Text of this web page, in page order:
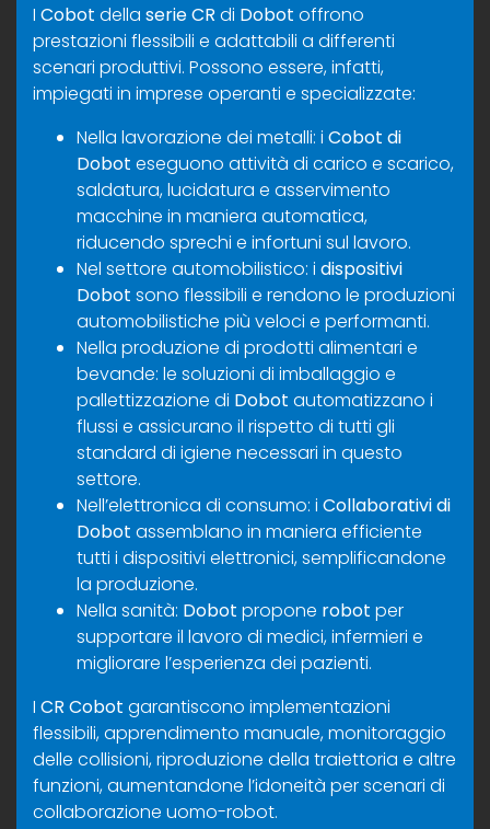
I Cobot della serie CR di Dobot offrono
prestazioni flessibili e adattabili a differenti
scenari produttivi. Possono essere, infatti,
impiegati in imprese operanti e specializzate:
Nella lavorazione dei metalli: i Cobot di
Dobot eseguono attività di carico e scarico,
saldatura, lucidatura e asservimento
macchine in maniera automatica,
riducendo sprechi e infortuni sul lavoro.
Nel settore automobilistico: i dispositivi
Dobot sono flessibili e rendono le produzioni
automobilistiche più veloci e performanti.
Nella produzione di prodotti alimentari e
bevande: le soluzioni di imballaggio e
pallettizzazione di Dobot automatizzano i
flussi e assicurano il rispetto di tutti gli
standard di igiene necessari in questo
settore.
Nell’elettronica di consumo: i Collaborativi di
Dobot assemblano in maniera efficiente
tutti i dispositivi elettronici, semplificandone
la produzione.
Nella sanità: Dobot propone robot per
supportare il lavoro di medici, infermieri e
migliorare l’esperienza dei pazienti.
I CR Cobot garantiscono implementazioni
flessibili, apprendimento manuale, monitoraggio
delle collisioni, riproduzione della traiettoria e altre
funzioni, aumentandone l’idoneità per scenari di
collaborazione uomo-robot.